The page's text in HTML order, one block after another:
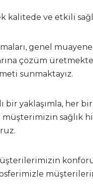
kalitede ve etkili
genel
çözüm
sunmaktayız.
bir yaklaşımla, her
sağlık